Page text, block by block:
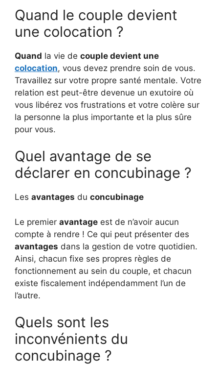
Quand le couple devient
une colocation ?
Quand la vie de couple devient une
colocation, vous devez prendre soin de vous.
Travaillez sur votre propre santé mentale. Votre
relation est peut-être devenue un exutoire où
vous libérez vos frustrations et votre colère sur
la personne la plus importante et la plus sûre
pour vous.
Quel avantage de se
déclarer en concubinage ?
Les avantages du concubinage
Le premier avantage est de n’avoir aucun
compte à rendre ! Ce qui peut présenter des
avantages dans la gestion de votre quotidien.
Ainsi, chacun fixe ses propres règles de
fonctionnement au sein du couple, et chacun
existe fiscalement indépendamment l’un de
l’autre.
Quels sont les
inconvénients du
concubinage ?